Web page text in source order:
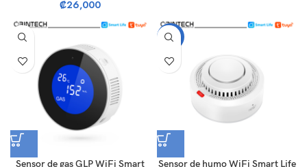
₡26,000
Sensor de gas GLP WiFi Smart
-18%
Sensor de humo WiFi Smart Life